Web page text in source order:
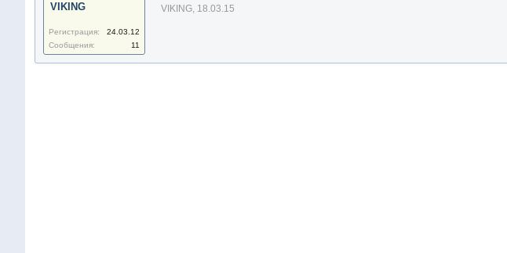
VIKING
Регистрация:
24.03.12
Сообщения:
11
VIKING, 18.03.15